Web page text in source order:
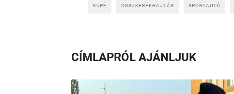
KUPÉ ÖSSZKERÉKHAJTÁS SPORTAUTÓ
CÍMLAPRÓL AJÁNLJUK